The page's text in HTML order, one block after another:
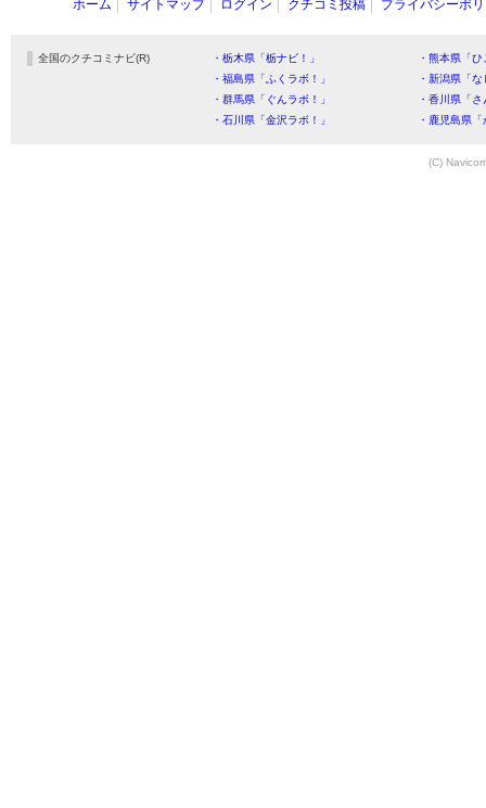
ホーム サイトマップ ログイン クチコミ投稿 プライバシーポ
全国のクチコミナビ(R) ・栃木県「栃ナビ！」
・熊本県「
・福島県「ふくラボ！」
・新潟県「
・群馬県「ぐんラボ！」
・香川県「
・石川県「金沢ラボ！」
・鹿児島県
(C)